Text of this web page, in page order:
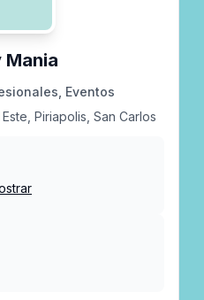
Mania
Eventos
Piriapolis, San Carlos